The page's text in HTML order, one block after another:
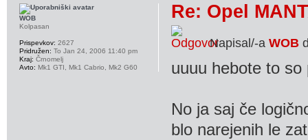
Re: Opel
Napisal/-aWOB
uuuu hebote to
No ja saj če
blo narejenih le
WOB
Kolpasan
Prispevkov: 2627
Pridružen: To Jan 24, 2006 11:40 pm
Kraj: Črnomelj
Avto: Mk1 GTI, Mk1 Cabrio, Mk2 G60